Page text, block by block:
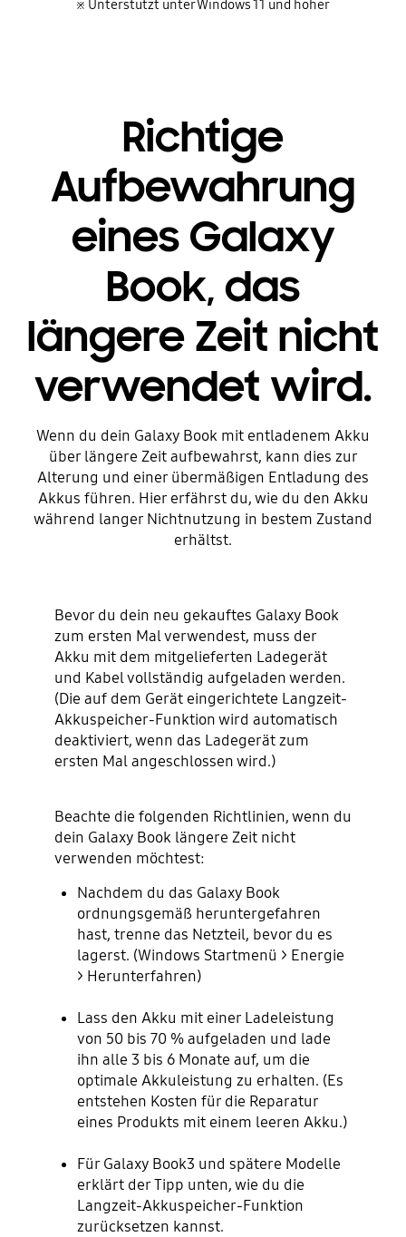
※ Unterstützt unter Windows 11 und höher
Richtige
Aufbewahrung
eines Galaxy
Book, das
längere Zeit nicht
verwendet wird.
Wenn du dein Galaxy Book mit entladenem Akku
über längere Zeit aufbewahrst, kann dies zur
Alterung und einer übermäßigen Entladung des
Akkus führen. Hier erfährst du, wie du den Akku
während langer Nichtnutzung in bestem Zustand
erhältst.
Bevor du dein neu gekauftes Galaxy Book
zum ersten Mal verwendest, muss der
Akku mit dem mitgelieferten Ladegerät
und Kabel vollständig aufgeladen werden.
(Die auf dem Gerät eingerichtete Langzeit-
Akkuspeicher-Funktion wird automatisch
deaktiviert, wenn das Ladegerät zum
ersten Mal angeschlossen wird.)
Beachte die folgenden Richtlinien, wenn du
dein Galaxy Book längere Zeit nicht
verwenden möchtest:
Nachdem du das Galaxy Book
ordnungsgemäß heruntergefahren
hast, trenne das Netzteil, bevor du es
lagerst. (Windows Startmenü > Energie
> Herunterfahren)
Lass den Akku mit einer Ladeleistung
von 50 bis 70 % aufgeladen und lade
ihn alle 3 bis 6 Monate auf, um die
optimale Akkuleistung zu erhalten. (Es
entstehen Kosten für die Reparatur
eines Produkts mit einem leeren Akku.)
Für Galaxy Book3 und spätere Modelle
erklärt der Tipp unten, wie du die
Langzeit-Akkuspeicher-Funktion
zurücksetzen kannst.